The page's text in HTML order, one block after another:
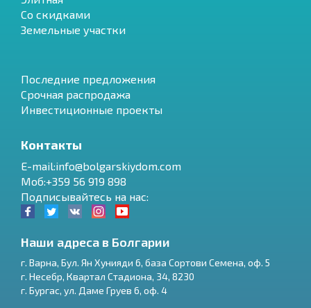
Со скидками
Земельные участки
Последние предложения
Срочная распродажа
Инвестиционные проекты
Контакты
E-mail:info@bolgarskiydom.com
Моб:+359 56 919 898
Подписывайтесь на нас:
Наши адреса в Болгарии
г. Варна, Бул. Ян Хунияди 6, база Сортови Семена, оф. 5
г. Несебр, Квартал Стадиона, 34, 8230
г. Бургас, ул. Даме Груев 6, оф. 4